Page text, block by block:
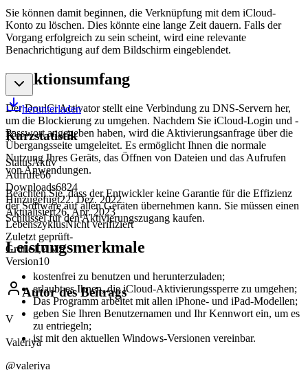
Sie können damit beginnen, die Verknüpfung mit dem iCloud-
Konto zu löschen. Dies könnte eine lange Zeit dauern. Falls der
Vorgang erfolgreich zu sein scheint, wird eine relevante
Benachrichtigung auf dem Bildschirm eingeblendet.
Funktionsumfang
Der DoulCi Activator stellt eine Verbindung zu DNS-Servern her,
um die Blockierung zu umgehen. Nachdem Sie iCloud-Login und -
Passwort angegeben haben, wird die Aktivierungsanfrage über die
Übergangsseite umgeleitet. Es ermöglicht Ihnen die normale
Nutzung Ihres Geräts, das Öffnen von Dateien und das Aufrufen
von Anwendungen.
Beachten Sie, dass der Entwickler keine Garantie für die Effizienz
der Software auf allen Geräten übernehmen kann. Sie müssen einen
Schlüssel für den Aktivierungszugang kaufen.
Leistungsmerkmale
kostenfrei zu benutzen und herunterzuladen;
erlaubt es Ihnen, die iCloud-Aktivierungssperre zu umgehen;
Das Programm arbeitet mit allen iPhone- und iPad-Modellen;
geben Sie Ihren Benutzernamen und Ihr Kennwort ein, um es
zu entriegeln;
ist mit den aktuellen Windows-Versionen vereinbar.
herunterladen
Kurzstatistik
StatusAktiv
Aufrufe66
Downloads6824
Hinzugefügt22. Dez. 2022
Aktualisiert26. Apr. 2023
LebenszyklusNicht verifiziert
Zuletzt geprüft-
Größe1,7 Mb
Version10
Autor des Beitrags
V
Valeriya
@valeriya